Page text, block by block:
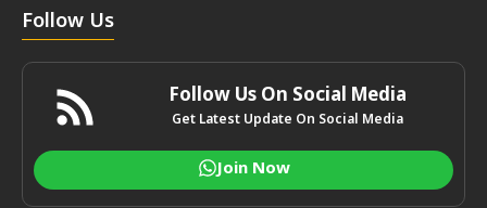
Follow Us
Follow Us On Social Media
Get Latest Update On Social Media
Join Now